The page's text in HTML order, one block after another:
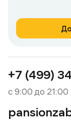
+7 (499)
с 9:00 до 21:00